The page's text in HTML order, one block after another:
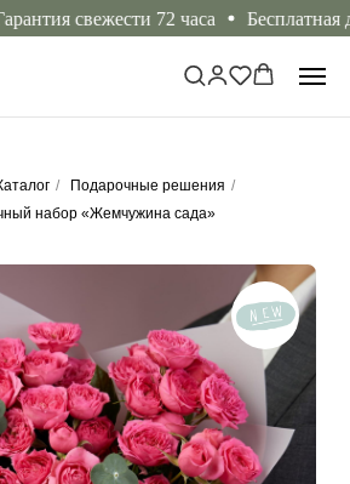
свежести 72 часа Бесплатная
/ Подарочные решения /
набор «Жемчужина сада»